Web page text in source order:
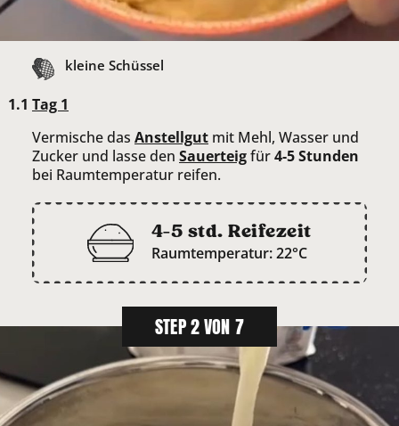
kleine Schüssel
Tag 1
Vermische das Anstellgut mit Mehl, Wasser und
Zucker und lasse den Sauerteigfür4-5 Stunden
bei Raumtemperatur reifen.
4-5 std. Reifezeit
Raumtemperatur: 22°C
STEP 2 VON 7